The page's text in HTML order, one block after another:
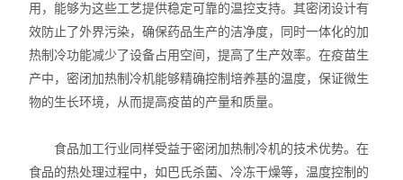
微波化学反应器
显微熔点测定仪
振荡器
用，能够为这些工艺提供稳定可靠的温控支持。其密闭设计有
效防止了外界污染，确保药品生产的洁净度，同时一体化的加
热制冷功能减少了设备占用空间，提高了生产效率。在疫苗生
产中，密闭加热制冷机能够精确控制培养基的温度，保证微生
物的生长环境，从而提高疫苗的产量和质量。
食品加工行业同样受益于密闭加热制冷机的技术优势。在
食品的热处理过程中，如巴氏杀菌、冷冻干燥等，温度控制的